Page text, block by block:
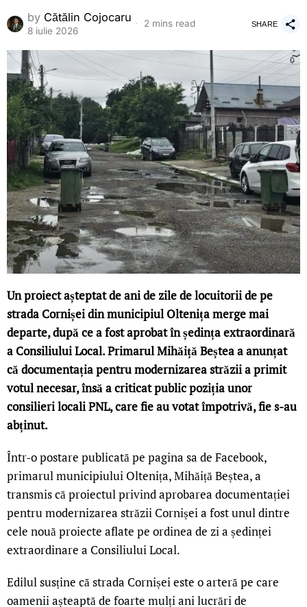
by Cătălin Cojocaru
8 iulie 2026
2 mins read SHARE
Un proiect așteptat de ani de zile de locuitorii de pe
strada Cornișei din municipiul Oltenița merge mai
departe, după ce a fost aprobat în ședința extraordinară
a Consiliului Local. Primarul Mihăiță Beștea a anunțat
că documentația pentru modernizarea străzii a primit
votul necesar, însă a criticat public poziția unor
consilieri locali PNL, care fie au votat împotrivă, fie s-au
abținut.
Într-o postare publicată pe pagina sa de Facebook,
primarul municipiului Oltenița, Mihăiță Beștea, a
transmis că proiectul privind aprobarea documentației
pentru modernizarea străzii Cornișei a fost unul dintre
cele nouă proiecte aflate pe ordinea de zi a ședinței
extraordinare a Consiliului Local.
Edilul susține că strada Cornișei este o arteră pe care
oamenii așteaptă de foarte mulți ani lucrări de